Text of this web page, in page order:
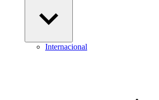
Internacional